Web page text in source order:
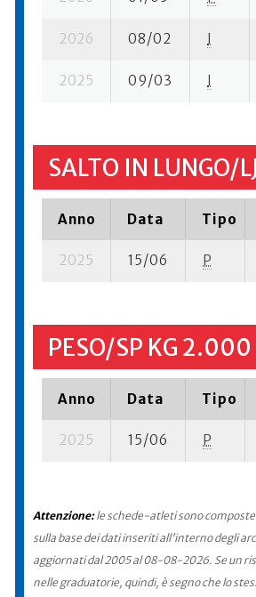
2026 08/02 I
2025 09/03 I
SALTO IN LUNGO/LJ
Anno Data Tipo
2025 15/06 P
PESO/SP KG 2.000
Anno Data Tipo
2025 15/06 P
Attenzione:le schede-atleti sono
sulla base dei dati inseriti all'interno degli
aggiornati dal 2005 al 08-08-2026. Se un
nelle graduatorie, quindi, è segno che lo